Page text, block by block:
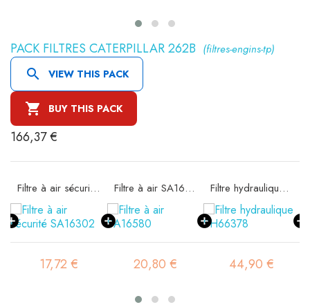
PACK FILTRES CATERPILLAR 262B (filtres-engins-tp)
 VIEW THIS PACK
 BUY THIS PACK
166,37 €
Filtre à air sécurité SA16302
17,72 €
Filtre à air SA16580
20,80 €
Filtre hydraulique SH66378
44,90 €